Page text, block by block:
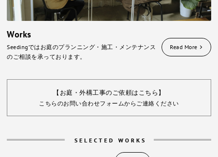
Works
Seedingではお庭のプランニング・施工・メンテナンス
のご相談を承っております。
Read More
【お庭・外構工事のご依頼はこちら】
こちらのお問い合わせフォームからご連絡ください
SELECTED WORKS